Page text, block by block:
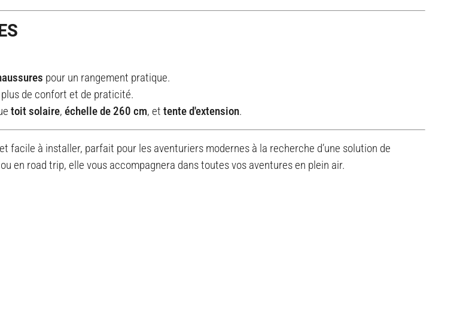
pour un rangement pratique.
de confort et de praticité.
toit solaire, échelle de 260 cm, et tente d'extension.
facile à installer, parfait pour les aventuriers modernes à la recherche d’une solution de
en road trip, elle vous accompagnera dans toutes vos aventures en plein air.